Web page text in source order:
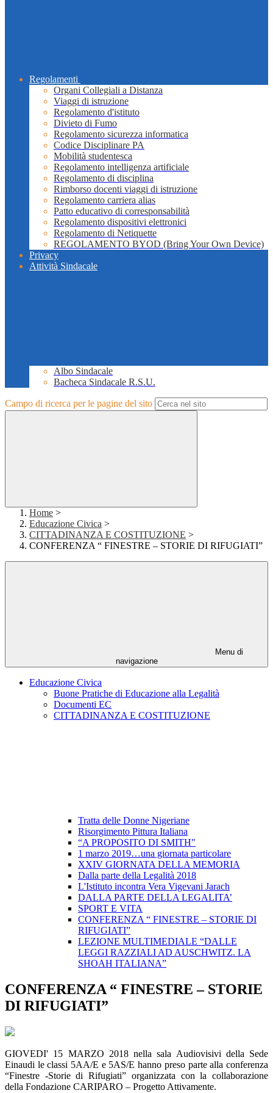
Regolamenti
Organi Collegiali a Distanza
Viaggi di istruzione
Regolamento d'istituto
Divieto di Fumo
Regolamento sicurezza informatica
Codice Disciplinare PA
Mobilità studentesca
Regolamento intelligenza artificiale
Regolamento di disciplina
Rimborso docenti viaggi di istruzione
Regolamento carriera alias
Patto educativo di corresponsabilità
Regolamento dispositivi elettronici
Regolamento di Netiquette
REGOLAMENTO BYOD (Bring Your Own Device)
Privacy
Attività Sindacale
Albo Sindacale
Bacheca Sindacale R.S.U.
Campo di ricerca per le pagine del sito
Home >
Educazione Civica >
CITTADINANZA E COSTITUZIONE >
CONFERENZA “ FINESTRE – STORIE DI RIFUGIATI”
Menu di
navigazione
Educazione Civica
Buone Pratiche di Educazione alla Legalità
Documenti EC
CITTADINANZA E COSTITUZIONE
Tratta delle Donne Nigeriane
Risorgimento Pittura Italiana
“A PROPOSITO DI SMITH"
1 marzo 2019…una giornata particolare
XXIV GIORNATA DELLA MEMORIA
Dalla parte della Legalità 2018
L'Istituto incontra Vera Vigevani Jarach
DALLA PARTE DELLA LEGALITA’
SPORT E VITA
CONFERENZA “ FINESTRE – STORIE DI
RIFUGIATI”
LEZIONE MULTIMEDIALE “DALLE
LEGGI RAZZIALI AD AUSCHWITZ. LA
SHOAH ITALIANA”
CONFERENZA “ FINESTRE – STORIE
DI RIFUGIATI”
GIOVEDI' 15 MARZO 2018 nella sala Audiovisivi della Sede
Einaudi le classi 5AA/E e 5AS/E hanno preso parte alla conferenza
“Finestre -Storie di Rifugiati” organizzata con la collaborazione
della Fondazione CARIPARO – Progetto Attivamente.